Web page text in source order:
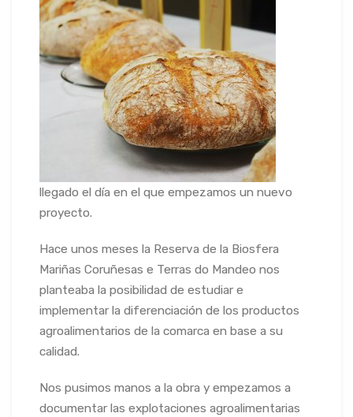
llegado el día en el que empezamos un nuevo
proyecto.
Hace unos meses la Reserva de la Biosfera
Mariñas Coruñesas e Terras do Mandeo nos
planteaba la posibilidad de estudiar e
implementar la diferenciación de los productos
agroalimentarios de la comarca en base a su
calidad.
Nos pusimos manos a la obra y empezamos a
documentar las explotaciones agroalimentarias